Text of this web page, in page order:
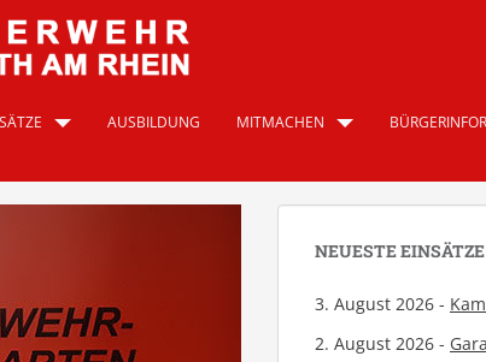
AUSBILDUNG MITMACHEN
NEUESTE EINSÄTZE
3. August 2026 -
2. August 2026 -